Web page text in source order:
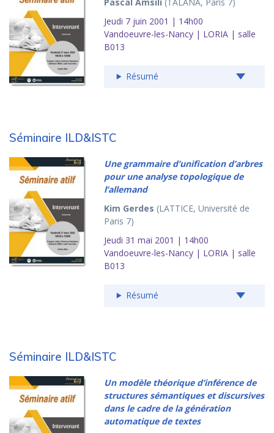
Jeudi 7 juin 2001 | 14h00
Vandoeuvre-les-Nancy | LORIA | salle
B013
Résumé
Séminaire ILD&ISTC
Une grammaire d’unification d’arbres
pour une analyse topologique de
l’allemand
Kim Gerdes (LATTICE, Université de
Paris 7)
Jeudi 31 mai 2001 | 14h00
Vandoeuvre-les-Nancy | LORIA | salle
B013
Résumé
Séminaire ILD&ISTC
Un modèle théorique d’inférence de
structures sémantiques et discursives
dans le cadre de la génération
automatique de textes